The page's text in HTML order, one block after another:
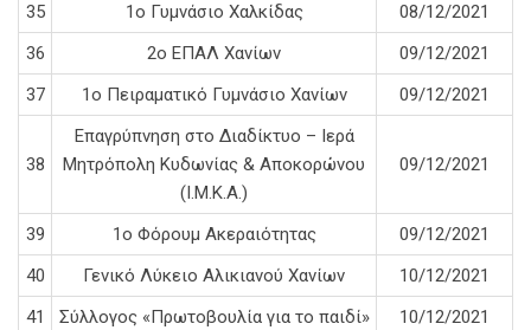
35
1ο Γυμνάσιο Χαλκίδας
08/12/2021
36
2ο ΕΠΑΛ Χανίων
09/12/2021
37
1ο Πειραματικό Γυμνάσιο Χανίων 09/12/2021
38
Επαγρύπνηση στο Διαδίκτυο – Ιερά
Μητρόπολη Κυδωνίας & Αποκορώνου
(Ι.Μ.Κ.Α.)
09/12/2021
39 1ο Φόρουμ Ακεραιότητας
09/12/2021
40
Γενικό Λύκειο Αλικιανού Χανίων
10/12/2021
41
Σύλλογος «Πρωτοβουλία για το παιδί»
10/12/2021